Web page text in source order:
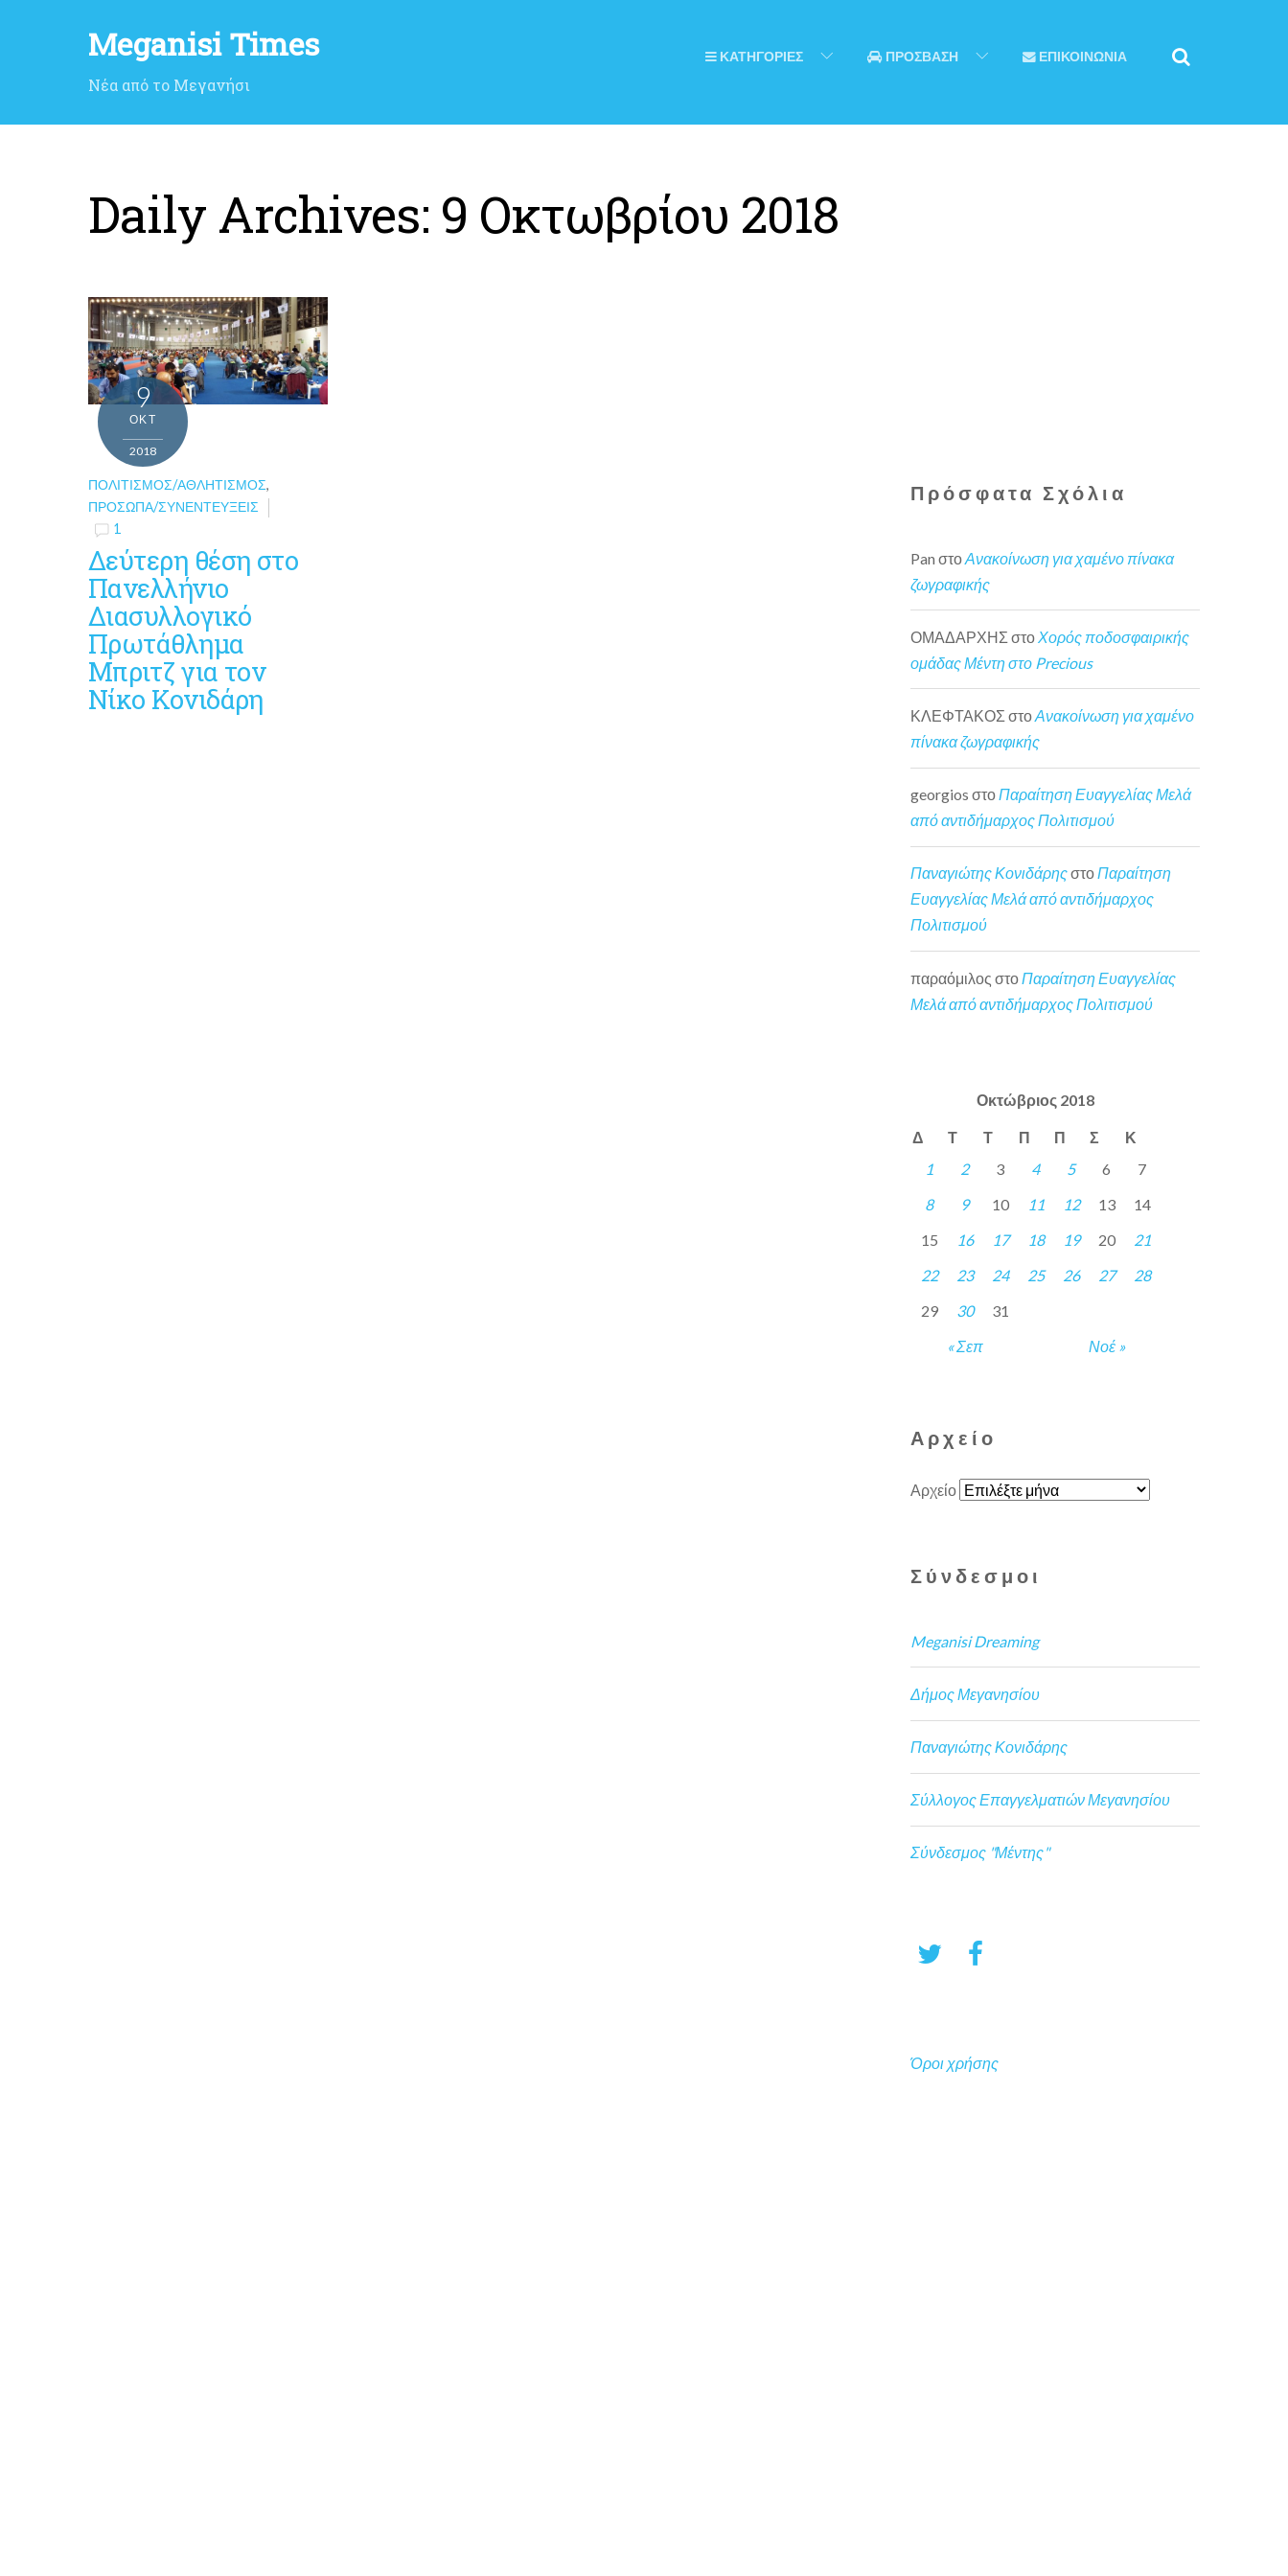
Meganisi Times
Νέα από το Μεγανήσι
ΚΑΤΗΓΟΡΙΕΣ ΠΡΟΣΒΑΣΗ ΕΠΙΚΟΙΝΩΝΙΑ
Daily Archives: 9 Οκτωβρίου 2018
9
ΟΚΤ
2018
ΠΟΛΙΤΙΣΜΌΣ/ΑΘΛΗΤΙΣΜΌΣ,
ΠΡΌΣΩΠΑ/ΣΥΝΕΝΤΕΎΞΕΙΣ
1
Δεύτερη θέση στο
Πανελλήνιο
Διασυλλογικό
Πρωτάθλημα
Μπριτζ για τον
Νίκο Κονιδάρη
Πρόσφατα Σχόλια
Pan στοΑνακοίνωση για χαμένο πίνακα
ζωγραφικής
ΟΜΑΔΑΡΧΗΣ στο Χορός ποδοσφαιρικής
ομάδας Μέντη στο Precious
ΚΛΕΦΤΑΚΟΣ στοΑνακοίνωση για χαμένο
πίνακα ζωγραφικής
georgios στοΠαραίτηση Ευαγγελίας Μελά
από αντιδήμαρχος Πολιτισμού
Παναγιώτης ΚονιδάρηςστοΠαραίτηση
Ευαγγελίας Μελά από αντιδήμαρχος
Πολιτισμού
παραόμιλος στο Παραίτηση Ευαγγελίας
Μελά από αντιδήμαρχος Πολιτισμού
Οκτώβριος 2018
Δ Τ Τ Π Π Σ Κ
« Σεπ Νοέ »
1 2 3 4 5 6
7
8
9 10 11 12 13
14
15
16 17 18 19 20
21
22
23 24 25 26 27
28
29
30 31
Αρχείο
Αρχείο
Σύνδεσμοι
Meganisi Dreaming
Δήμος Μεγανησίου
Παναγιώτης Κονιδάρης
Σύλλογος Επαγγελματιών Μεγανησίου
Σύνδεσμος "Μέντης"
Όροι χρήσης